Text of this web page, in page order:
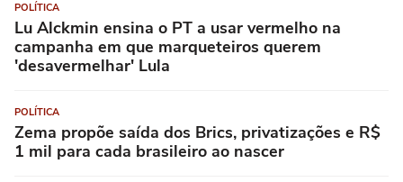
POLÍTICA
Lu Alckmin ensina o PT a usar vermelho na
campanha em que marqueteiros querem
'desavermelhar' Lula
POLÍTICA
Zema propõe saída dos Brics, privatizações e R$
1 mil para cada brasileiro ao nascer